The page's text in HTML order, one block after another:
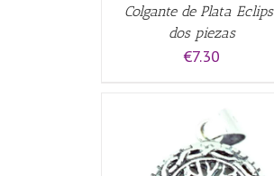
Colgante de Plata
dos piezas
€7.30